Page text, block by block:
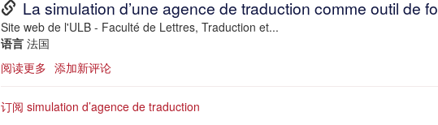
URLLa simulation d’une agence de traduction comme outil de
Description
Site web de l'ULB - Faculté de Lettres, Traduction et...
语言法国
阅读更多 关
Master
en
添加新评论
订阅 simulation d’agence de traduction